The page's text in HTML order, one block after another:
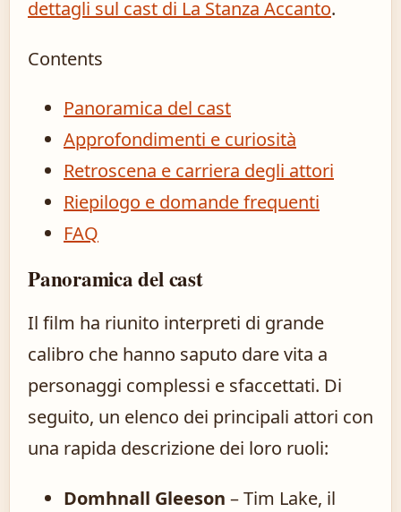
dettagli sul cast di La Stanza Accanto.
Contents
Panoramica del cast
Approfondimenti e curiosità
Retroscena e carriera degli attori
Riepilogo e domande frequenti
FAQ
Panoramica del cast
Il film ha riunito interpreti di grande
calibro che hanno saputo dare vita a
personaggi complessi e sfaccettati. Di
seguito, un elenco dei principali attori con
una rapida descrizione dei loro ruoli:
Domhnall Gleeson – Tim Lake, il